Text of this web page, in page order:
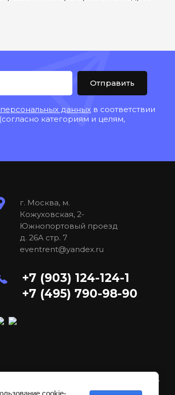
данных в соответствии
(согласно категориям и целям,
Отправить
г. Москва, м.
Кожуховская, 2-
Южнопортовый проезд
д. 26А стр. 7
eventrent@yandex.ru
+7 (903) 124-124-1
+7 (495) 790-98-90
Создание сайта и поддержка.
cookie-